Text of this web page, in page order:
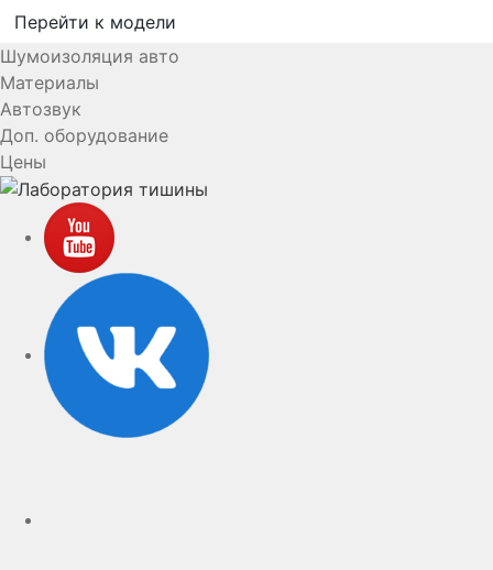
Перейти к модели
Шумоизоляция авто
Материалы
Автозвук
Доп. оборудование
Цены